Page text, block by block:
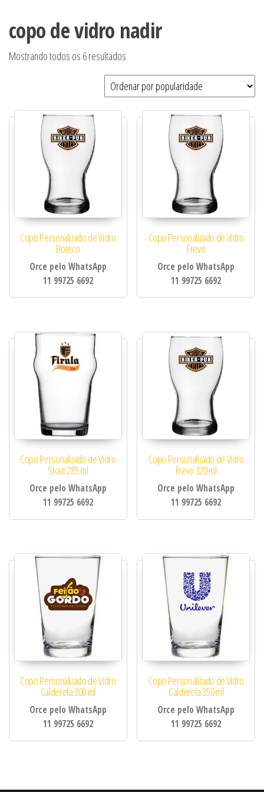
copo de vidro nadir
Mostrando todos os 6 resultados
Copo Personalizado de Vidro
Boteco
Orce pelo WhatsApp
11 99725 6692
Copo Personalizado de Vidro
Frevo
Orce pelo WhatsApp
11 99725 6692
Copo Personalizado de Vidro
Stout 285 ml
Orce pelo WhatsApp
11 99725 6692
Copo Personalizado de Vidro
Frevo 320 ml
Orce pelo WhatsApp
11 99725 6692
Copo Personalizado de Vidro
Caldereta 300 ml
Orce pelo WhatsApp
11 99725 6692
Copo Personalizado de Vidro
Caldereta 350 ml
Orce pelo WhatsApp
11 99725 6692